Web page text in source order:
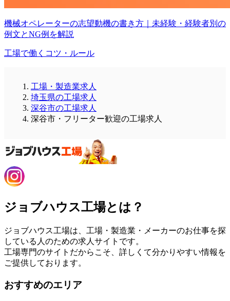
機械オペレーターの志望動機の書き方｜未経験・経験者別の
例文とNG例を解説
工場で働くコツ・ルール
工場・製造業求人
埼玉県の工場求人
深谷市の工場求人
深谷市・フリーター歓迎の工場求人
ジョブハウス工場とは？
ジョブハウス工場は、工場・製造業・メーカーのお仕事を探
している人のための求人サイトです。
工場専門のサイトだからこそ、詳しくて分かりやすい情報を
ご提供しております。
おすすめのエリア